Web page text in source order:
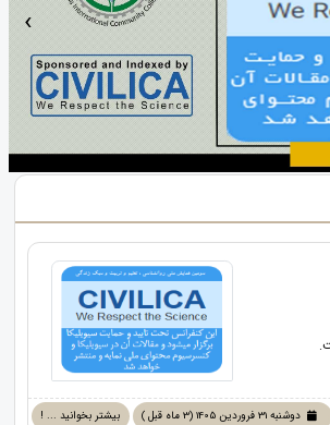
‹
دوشنبه 31 فروردین 1405 (3 ماه قبل ) بیشتر بخوانید ... !